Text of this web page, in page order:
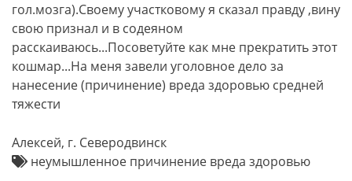
гол.мозга).Своему участковому я сказал правду ,вину
свою признал и в содеяном
расскаиваюсь...Посоветуйте как мне прекратить этот
кошмар...На меня завели уголовное дело за
нанесение (причинение) вреда здоровью средней
тяжести
Алексей, г. Северодвинск
неумышленное причинение вреда здоровью